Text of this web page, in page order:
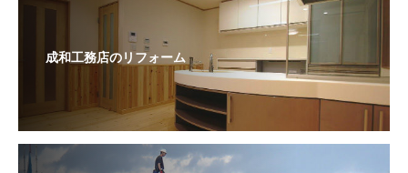
成和工務店のリフォーム